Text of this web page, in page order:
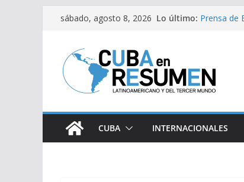
Saltar
contenido
sábado, agosto 8, 2026 Lo último: Prensa de
lugares
Fernández
CUBA INTERNACIONALES